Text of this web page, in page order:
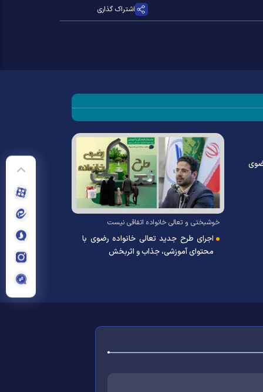
اشتراک گذاری
خوشبختی و تعالی خانواده اتفاقی نیست
اجرای طرح جدید تعالی خانواده رضوی با
محتوای آموزشی، جذاب و اثربخش